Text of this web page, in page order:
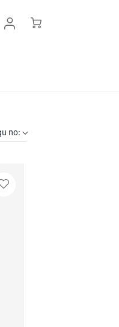
по: